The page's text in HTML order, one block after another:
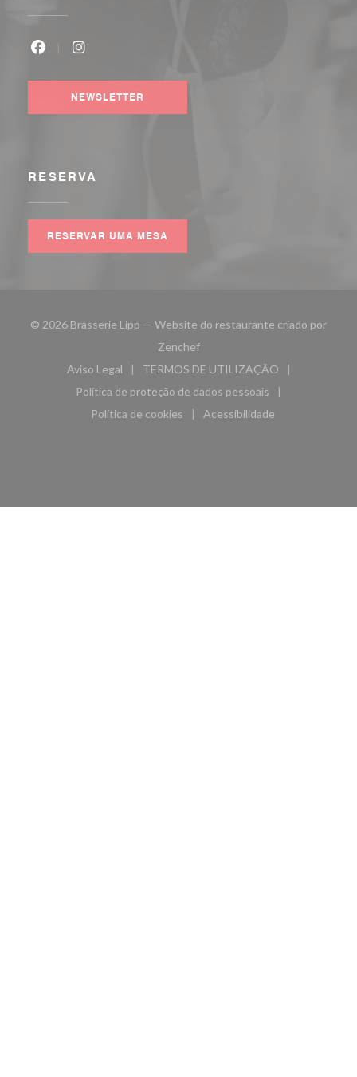
NEWSLETTER
RESERVA
RESERVAR UMA MESA
© 2026 Brasserie Lipp — Website do restaurante criado por
Zenchef((abre numa nova janela))
Aviso Legal
((abre numa nova janela))
TERMOS DE UTILIZAÇÃO
((abre numa nova janela))
Política de proteção de dados pessoais
((abre numa nova janela))
Política de cookies
((abre numa nova janela))
Acessibilidade